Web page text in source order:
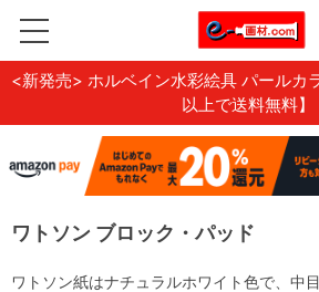
<新発売> ホルベイン水彩絵具 パールカ
以上で送料無料】
ワトソン ブロック・パッド
ワトソン紙はナチュラルホワイト色で、中